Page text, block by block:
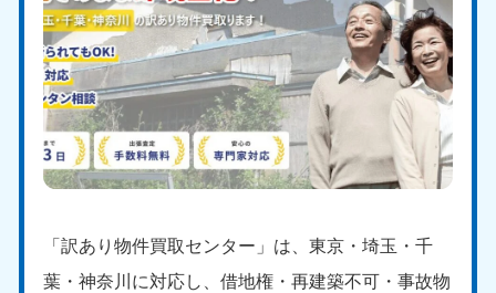
「訳あり物件買取センター」は、東京・埼玉・千
葉・神奈川に対応し、借地権・再建築不可・事故物